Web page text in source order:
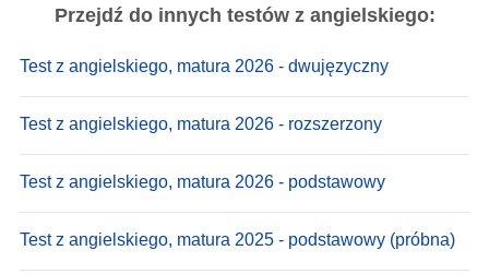
Przejdź do innych testów z angielskiego:
Test z angielskiego, matura 2026 - dwujęzyczny
Test z angielskiego, matura 2026 - rozszerzony
Test z angielskiego, matura 2026 - podstawowy
Test z angielskiego, matura 2025 - podstawowy (próbna)